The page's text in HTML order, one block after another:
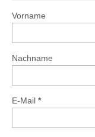
Vorname
Nachname
E-Mail *